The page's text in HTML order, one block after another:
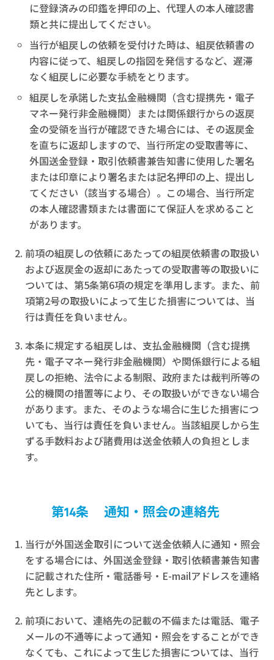
に登録済みの印鑑を押印の上、代理人の本人確認書
類と共に提出してください。
当行が組戻しの依頼を受付けた時は、組戻依頼書の
内容に従って、組戻しの指図を発信するなど、遅滞
なく組戻しに必要な手続をとります。
組戻しを承諾した支払金融機関（含む提携先・電子
マネー発行非金融機関）または関係銀行からの返戻
金の受領を当行が確認できた場合には、その返戻金
を直ちに返却しますので、当行所定の受取書等に、
外国送金登録・取引依頼書兼告知書に使用した署名
または印章により署名または記名押印の上、提出し
てください（該当する場合）。この場合、当行所定
の本人確認書類または書面にて保証人を求めること
があります。
前項の組戻しの依頼にあたっての組戻依頼書の取扱い
および返戻金の返却にあたっての受取書等の取扱いに
ついては、第5条第6項の規定を準用します。また、前
項第2号の取扱いによって生じた損害については、当
行は責任を負いません。
本条に規定する組戻しは、支払金融機関（含む提携
先・電子マネー発行非金融機関）や関係銀行による組
戻しの拒絶、法令による制限、政府または裁判所等の
公的機関の措置等により、その取扱いができない場合
があります。また、そのような場合に生じた損害につ
いても、当行は責任を負いません。当該組戻しから生
ずる手数料および諸費用は送金依頼人の負担としま
す。
第14条 通知・照会の連絡先
当行が外国送金取引について送金依頼人に通知・照会
をする場合には、外国送金登録・取引依頼書兼告知書
に記載された住所・電話番号・E-mailアドレスを連絡
先とします。
前項において、連絡先の記載の不備または電話、電子
メールの不通等によって通知・照会をすることができ
なくても、これによって生じた損害については、当行